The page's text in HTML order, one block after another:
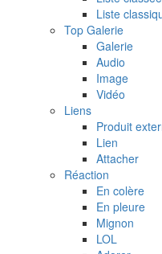
Liste
Top Galerie
Galerie
Audio
Image
Vidéo
Liens
Produit
Lien
Attacher
Réaction
En colère
En pleure
Mignon
LOL